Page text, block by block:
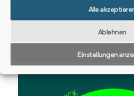
Alle
Ablehnen
Einstellungen
Gefühlt wird alles immer mehr
Vieles können wir nicht
Unsere Aufmerksamkeit.